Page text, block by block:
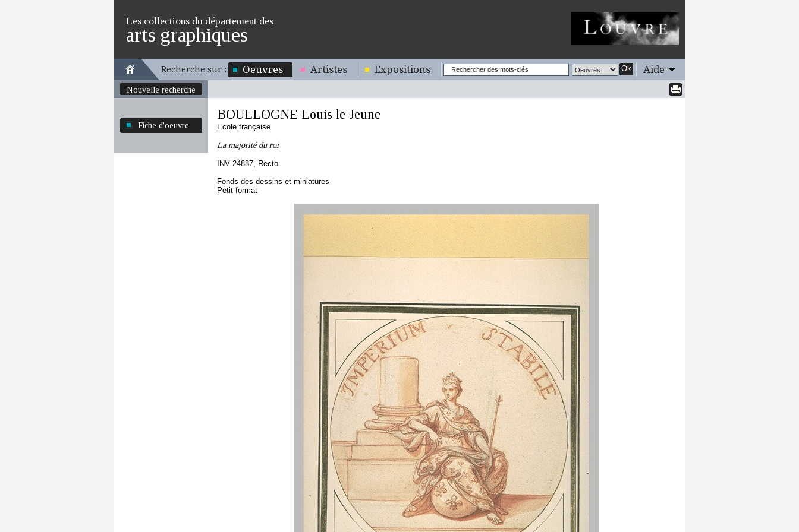
Les collections du département des
arts graphiques
Recherche sur : Oeuvres Artistes Expositions Ok Aide
Nouvelle recherche
Fiche d'oeuvre
BOULLOGNE Louis le Jeune
Ecole française
La majorité du roi
INV 24887, Recto
Fonds des dessins et miniatures
Petit format